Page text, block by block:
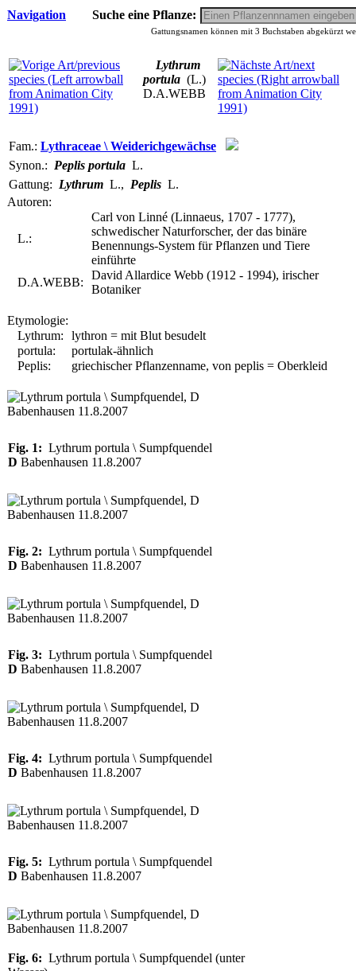
Navigation Suche eine Pflanze:
Gattungsnamen können mit 3 Buchstaben abgekürzt
Lythrum
portula (L.)
D.A.WEBB
Fam.: Lythraceae \ Weiderichgewächse
Synon.: Peplis portula L.
Gattung: Lythrum L., Peplis L.
Autoren:
L.:
Carl von Linné (Linnaeus, 1707 - 1777),
schwedischer Naturforscher, der das binäre
Benennungs-System für Pflanzen und Tiere
einführte
D.A.WEBB:
David Allardice Webb (1912 - 1994), irischer
Botaniker
Etymologie:
Lythrum:
lythron = mit Blut besudelt
portula:
portulak-ähnlich
Peplis:
griechischer Pflanzenname, von peplis = Oberkleid
Fig. 1: Lythrum portula \ Sumpfquendel
D Babenhausen 11.8.2007
Fig. 2: Lythrum portula \ Sumpfquendel
D Babenhausen 11.8.2007
Fig. 3: Lythrum portula \ Sumpfquendel
D Babenhausen 11.8.2007
Fig. 4: Lythrum portula \ Sumpfquendel
D Babenhausen 11.8.2007
Fig. 5: Lythrum portula \ Sumpfquendel
D Babenhausen 11.8.2007
Fig. 6: Lythrum portula \ Sumpfquendel (unter